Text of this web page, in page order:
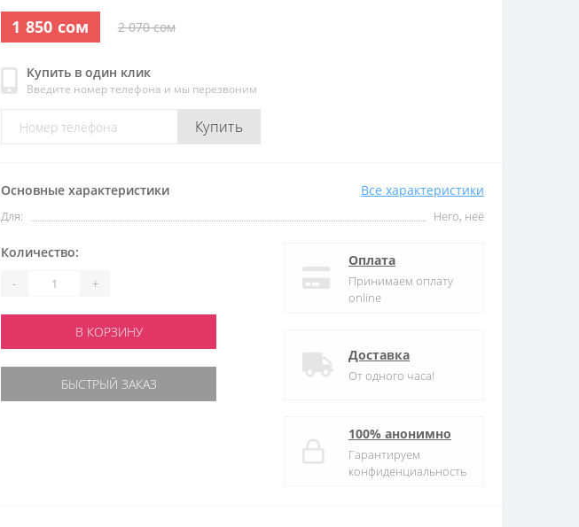
1 850 сом 2 070 сом
Купить в один клик
Введите номер телефона и мы перезвоним
Купить
Основные характеристики Все характеристики
Для: Него, неё
Количество:
- +
В КОРЗИНУ
БЫСТРЫЙ ЗАКАЗ
Оплата
Принимаем оплату
online
Доставка
От одного часа!
100% анонимно
Гарантируем
конфиденциальность